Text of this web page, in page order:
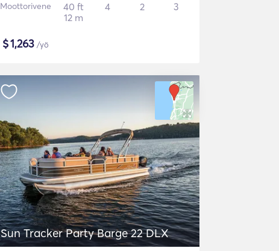
Moottorivene
40 ft
12 m
4 2 3
$1,263 /yö
Sun Tracker Party Barge 22 DLX